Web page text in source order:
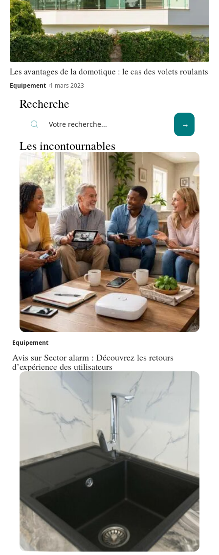
Les avantages de la domotique : le cas des volets roulants
Equipement 1 mars 2023
Recherche
Les incontournables
Equipement
Avis sur Sector alarm : Découvrez les retours
d’expérience des utilisateurs